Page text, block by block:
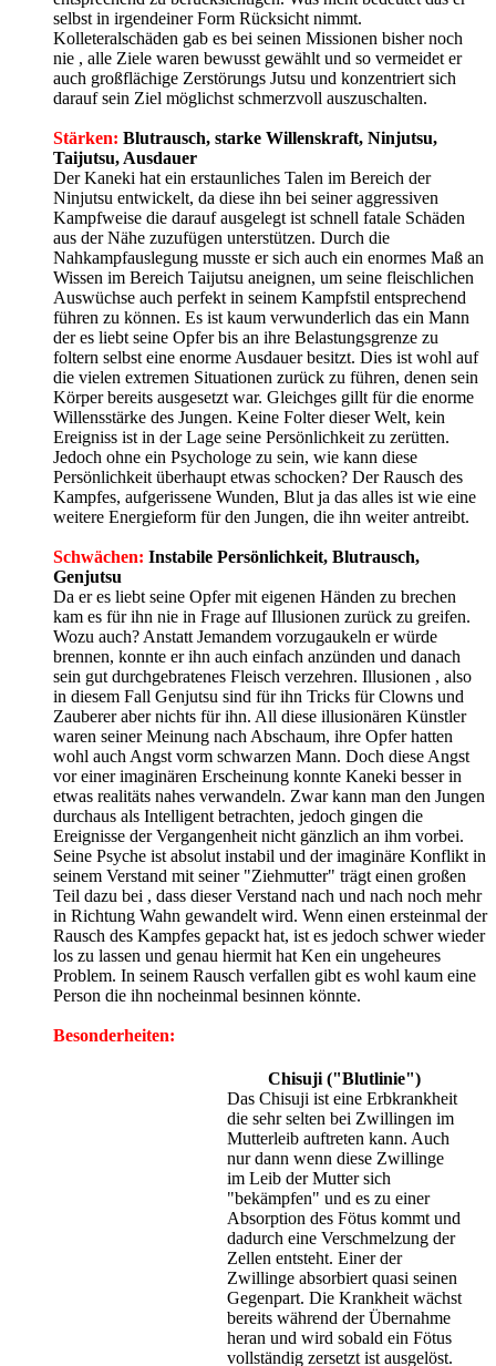
selbst in irgendeiner Form Rücksicht nimmt.
Kolleteralschäden gab es bei seinen Missionen bisher noch
nie , alle Ziele waren bewusst gewählt und so vermeidet er
auch großflächige Zerstörungs Jutsu und konzentriert sich
darauf sein Ziel möglichst schmerzvoll auszuschalten.
Stärken: Blutrausch, starke Willenskraft, Ninjutsu,
Taijutsu, Ausdauer
Der Kaneki hat ein erstaunliches Talen im Bereich der
Ninjutsu entwickelt, da diese ihn bei seiner aggressiven
Kampfweise die darauf ausgelegt ist schnell fatale Schäden
aus der Nähe zuzufügen unterstützen. Durch die
Nahkampfauslegung musste er sich auch ein enormes Maß an
Wissen im Bereich Taijutsu aneignen, um seine fleischlichen
Auswüchse auch perfekt in seinem Kampfstil entsprechend
führen zu können. Es ist kaum verwunderlich das ein Mann
der es liebt seine Opfer bis an ihre Belastungsgrenze zu
foltern selbst eine enorme Ausdauer besitzt. Dies ist wohl auf
die vielen extremen Situationen zurück zu führen, denen sein
Körper bereits ausgesetzt war. Gleichges gillt für die enorme
Willensstärke des Jungen. Keine Folter dieser Welt, kein
Ereigniss ist in der Lage seine Persönlichkeit zu zerütten.
Jedoch ohne ein Psychologe zu sein, wie kann diese
Persönlichkeit überhaupt etwas schocken? Der Rausch des
Kampfes, aufgerissene Wunden, Blut ja das alles ist wie eine
weitere Energieform für den Jungen, die ihn weiter antreibt.
Schwächen: Instabile Persönlichkeit, Blutrausch,
Genjutsu
Da er es liebt seine Opfer mit eigenen Händen zu brechen
kam es für ihn nie in Frage auf Illusionen zurück zu greifen.
Wozu auch? Anstatt Jemandem vorzugaukeln er würde
brennen, konnte er ihn auch einfach anzünden und danach
sein gut durchgebratenes Fleisch verzehren. Illusionen , also
in diesem Fall Genjutsu sind für ihn Tricks für Clowns und
Zauberer aber nichts für ihn. All diese illusionären Künstler
waren seiner Meinung nach Abschaum, ihre Opfer hatten
wohl auch Angst vorm schwarzen Mann. Doch diese Angst
vor einer imaginären Erscheinung konnte Kaneki besser in
etwas realitäts nahes verwandeln. Zwar kann man den Jungen
durchaus als Intelligent betrachten, jedoch gingen die
Ereignisse der Vergangenheit nicht gänzlich an ihm vorbei.
Seine Psyche ist absolut instabil und der imaginäre Konflikt in
seinem Verstand mit seiner "Ziehmutter" trägt einen großen
Teil dazu bei , dass dieser Verstand nach und nach noch mehr
in Richtung Wahn gewandelt wird. Wenn einen ersteinmal der
Rausch des Kampfes gepackt hat, ist es jedoch schwer wieder
los zu lassen und genau hiermit hat Ken ein ungeheures
Problem. In seinem Rausch verfallen gibt es wohl kaum eine
Person die ihn nocheinmal besinnen könnte.
Besonderheiten:
Chisuji ("Blutlinie")
Das Chisuji ist eine Erbkrankheit
die sehr selten bei Zwillingen im
Mutterleib auftreten kann. Auch
nur dann wenn diese Zwillinge
im Leib der Mutter sich
"bekämpfen" und es zu einer
Absorption des Fötus kommt und
dadurch eine Verschmelzung der
Zellen entsteht. Einer der
Zwillinge absorbiert quasi seinen
Gegenpart. Die Krankheit wächst
bereits während der Übernahme
heran und wird sobald ein Fötus
vollständig zersetzt ist ausgelöst.